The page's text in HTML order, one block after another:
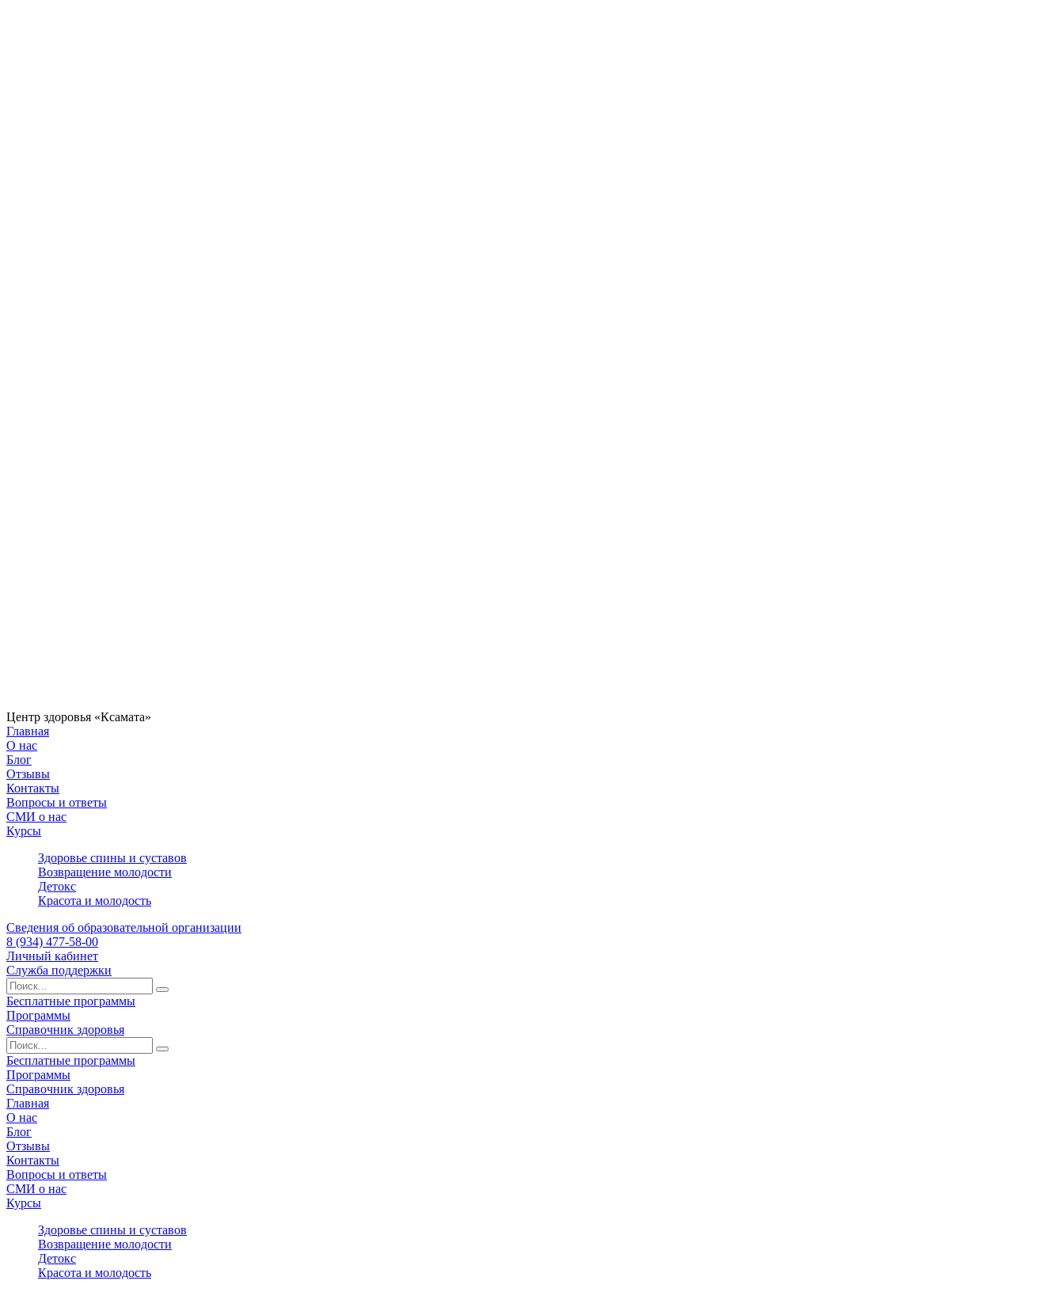
Центр здоровья «Ксамата»
Главная
О нас
Блог
Отзывы
Контакты
Вопросы и ответы
СМИ о нас
Курсы
Здоровье спины и суставов
Возвращение молодости
Детокс
Красота и молодость
Сведения об образовательной организации
8 (934) 477-58-00
Личный кабинет
Служба поддержки
Бесплатные программы
Программы
Справочник здоровья
Бесплатные программы
Программы
Справочник здоровья
Главная
О нас
Блог
Отзывы
Контакты
Вопросы и ответы
СМИ о нас
Курсы
Здоровье спины и суставов
Возвращение молодости
Детокс
Красота и молодость